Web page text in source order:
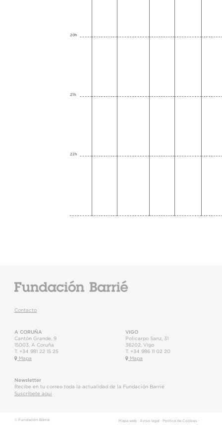
20h
21h
22h
Contacto
A CORUÑA
Cantón Grande, 9
15003
A Coruña
T. +34 981 22 15 25
Mapa
VIGO
Policarpo Sanz, 31
36202 Vigo
T. +34 986 11 02 20
Mapa
Newsletter
Recibe en tu correo toda la actualidad de la Fundación Barrié
Suscríbete aquí
© Fundación Barrié Mapa web· Aviso legal · Política de Cookies ·